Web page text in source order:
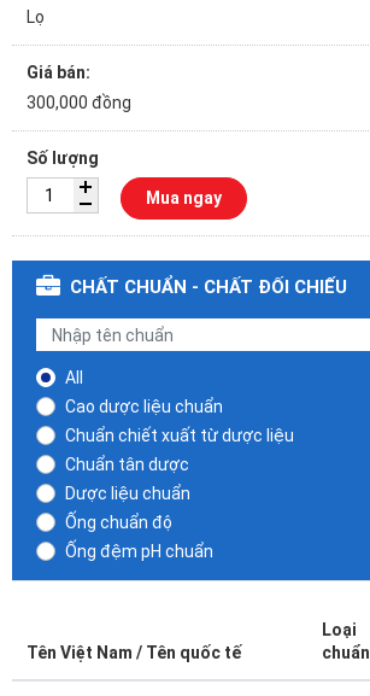
Lọ
Giá bán:
300,000 đồng
Số lượng
Mua ngay
CHẤT CHUẨN - CHẤT ĐỐI CHIẾU
All
Cao dược liệu chuẩn
Chuẩn chiết xuất từ dược liệu
Chuẩn tân dược
Dược liệu chuẩn
Ống chuẩn độ
Ống đệm pH chuẩn
Tên Việt Nam / Tên quốc tế
Loại
chuẩn